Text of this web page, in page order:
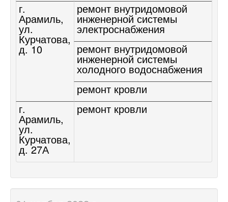
г.
Арамиль,
ул.
Курчатова,
д. 10
ремонт внутридомовой
инженерной системы
электроснабжения
ремонт внутридомовой
инженерной системы
холодного водоснабжения
ремонт кровли
г.
Арамиль,
ул.
Курчатова,
д. 27А
ремонт кровли